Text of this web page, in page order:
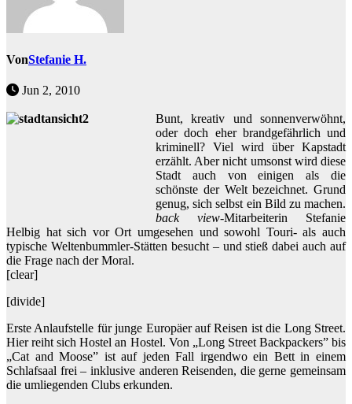
VonStefanie H.
Jun 2, 2010
Bunt, kreativ und sonnenverwöhnt,
oder doch eher brandgefährlich und
kriminell? Viel wird über Kapstadt
erzählt. Aber nicht umsonst wird diese
Stadt auch von einigen als die
schönste der Welt bezeichnet. Grund
genug, sich selbst ein Bild zu machen.
back view-Mitarbeiterin Stefanie
Helbig hat sich vor Ort umgesehen und sowohl Touri- als auch
typische Weltenbummler-Stätten besucht – und stieß dabei auch auf
die Frage nach der Moral.
[clear]
[divide]
Erste Anlaufstelle für junge Europäer auf Reisen ist die Long Street.
Hier reiht sich Hostel an Hostel. Von „Long Street Backpackers” bis
„Cat and Moose” ist auf jeden Fall irgendwo ein Bett in einem
Schlafsaal frei – inklusive anderen Reisenden, die gerne gemeinsam
die umliegenden Clubs erkunden.